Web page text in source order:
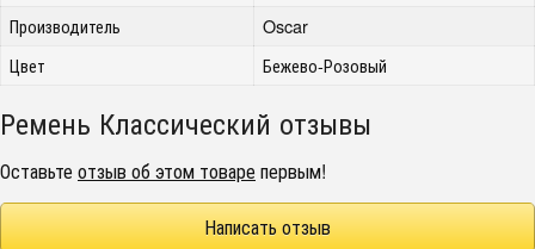
Производитель
Oscar
Цвет
Бежево-Розовый
Ремень Классический отзывы
Оставьтеотзыв об этом товарепервым!
Написать отзыв